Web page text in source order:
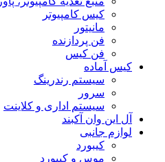
کیس کامپیوتر
مانیتور
فن پردازنده
فن کیس
کیس آماده
سیستم رندرینگ
سرور
سیستم‌ اداری و کلاینت
آل این وان آکبند
لوازم جانبی
کیبورد
موس و کیبورد